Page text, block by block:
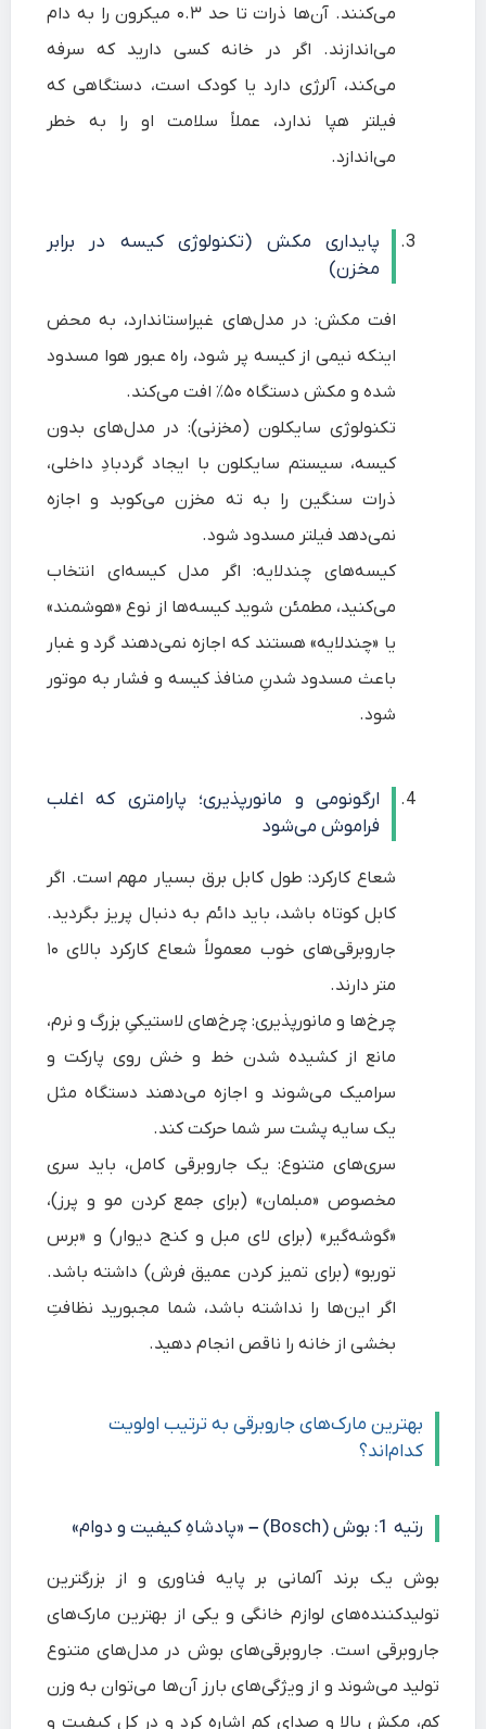
می‌کنند. آن‌ها ذرات تا حد ۰.۳ میکرون را به دام
می‌اندازند. اگر در خانه کسی دارید که سرفه
می‌کند، آلرژی دارد یا کودک است، دستگاهی که
فیلتر هپا ندارد، عملاً سلامت او را به خطر
می‌اندازد.
پایداری مکش (تکنولوژی کیسه در برابر
مخزن)
افت مکش: در مدل‌های غیراستاندارد، به محض
اینکه نیمی از کیسه پر شود، راه عبور هوا مسدود
شده و مکش دستگاه ۵۰٪ افت می‌کند.
تکنولوژی سایکلون (مخزنی): در مدل‌های بدون
کیسه، سیستم سایکلون با ایجاد گردبادِ داخلی،
ذرات سنگین را به ته مخزن می‌کوبد و اجازه
نمی‌دهد فیلتر مسدود شود.
کیسه‌های چندلایه: اگر مدل کیسه‌ای انتخاب
می‌کنید، مطمئن شوید کیسه‌ها از نوع «هوشمند»
یا «چندلایه» هستند که اجازه نمی‌دهند گرد و غبار
باعث مسدود شدنِ منافذ کیسه و فشار به موتور
شود.
ارگونومی و مانورپذیری؛ پارامتری که اغلب
فراموش می‌شود
شعاع کارکرد: طول کابل برق بسیار مهم است. اگر
کابل کوتاه باشد، باید دائم به دنبال پریز بگردید.
جاروبرقی‌های خوب معمولاً شعاع کارکرد بالای ۱۰
متر دارند.
چرخ‌ها و مانورپذیری: چرخ‌های لاستیکیِ بزرگ و نرم،
مانع از کشیده شدن خط و خش روی پارکت و
سرامیک می‌شوند و اجازه می‌دهند دستگاه مثل
یک سایه پشت سر شما حرکت کند.
سری‌های متنوع: یک جاروبرقی کامل، باید سری
مخصوص «مبلمان» (برای جمع کردن مو و پرز)،
«گوشه‌گیر» (برای لای مبل و کنج دیوار) و «برس
توربو» (برای تمیز کردن عمیق فرش) داشته باشد.
اگر این‌ها را نداشته باشد، شما مجبورید نظافتِ
بخشی از خانه را ناقص انجام دهید.
بهترین مارک‌های جاروبرقی به ترتیب اولویت
کدام‌اند؟
بوش یک برند آلمانی بر پایه فناوری و از بزرگترین
تولیدکننده‌های لوازم خانگی و یکی از بهترین مارک‌های
جاروبرقی است. جاروبرقی‌های بوش در مدل‌های متنوع
تولید می‌شوند و از ویژگی‌های بارز آن‌ها می‌توان به وزن
کم، مکش بالا و صدای کم اشاره کرد و در کل کیفیت و